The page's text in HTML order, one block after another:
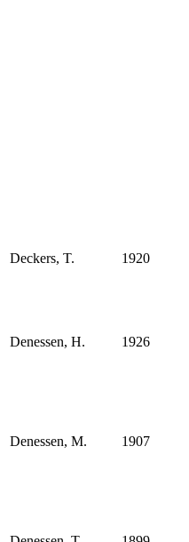
Deckers, T. 1920
Denessen, H. 1926
Denessen, M. 1907